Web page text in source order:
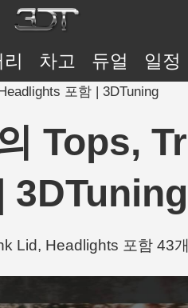
차고 듀얼 일정
포함 | 3DTuning
Tops,
3DTuning
Lid, Headlights 포함 43